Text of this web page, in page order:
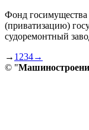
Фонд
(приватизацию)
судоремонтный
→ 1 234→
© "